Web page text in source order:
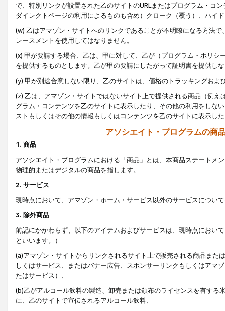
で、特別リンクが設置された乙のサイトのURLまたはプログラム・コ
ダイレクトページの利用によるものも含め）クローク（覆う）、ハイ
(w) 乙はアマゾン・サイトへのリンクであることが不明瞭になる方法
レースメントを使用してはなりません。
(x) 甲が要請する場合、乙は、甲に対して、乙が（プログラム・ポリ
を提供するものとします。乙が甲の要請にしたがって証明書を提供し
(y) 甲が別途合意しない限り、乙のサイトは、価格のトラッキングお
(z) 乙は、アマゾン・サイトではないサイト上で提供される商品（例
グラム・コンテンツを乙のサイトに表示したり、その他の利用をしな
ストもしくはその他の情報もしくはコンテンツを乙のサイトに表示し
アソシエイト・プログラムの商
1. 商品
アソシエイト・プログラムにおける「商品」とは、本商品ステートメ
物理的またはデジタルの商品を指します。
2. サービス
現時点において、アマゾン・ホーム・サービス以外のサービスについ
3. 除外商品
前記にかかわらず、以下のアイテムおよびサービスは、現時点におい
といいます。）
(a)アマゾン・サイトからリンクされるサイト上で販売される商品ま
しくはサービス、またはバナー広告、スポンサーリンクもしくはアマ
たはサービス）、
(b)乙がアルコール飲料の製造、卸売または頒布のライセンスを有す
に、乙のサイトで宣伝されるアルコール飲料、